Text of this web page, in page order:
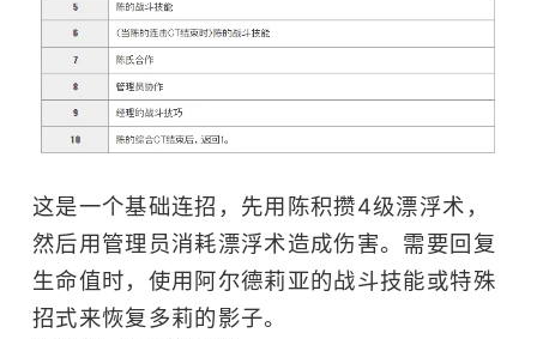
这是一个基础连招，先用陈积攒4级漂浮术，
然后用管理员消耗漂浮术造成伤害。需要回复
生命值时，使用阿尔德莉亚的战斗技能或特殊
招式来恢复多莉的影子。